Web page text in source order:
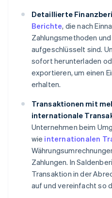
Detaillierte
Berichte, die nach
Zahlungsmethoden
aufgeschlüsselt sind.
sofort herunterladen
exportieren, um einen
erhalten.
Transaktionen mit
internationale
Unternehmen beim
wie internationalen
Zahlungen. In
Transaktion in der
auf und vereinfacht so